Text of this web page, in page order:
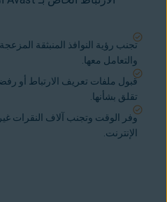
تجنب رؤية النوافذ المنبثقة
والتعامل معها.
قبول ملفات تعريف الارتباط أو
تقلق بشأنها.
وفر الوقت وتجنب آلاف النقرات
الإنترنت.